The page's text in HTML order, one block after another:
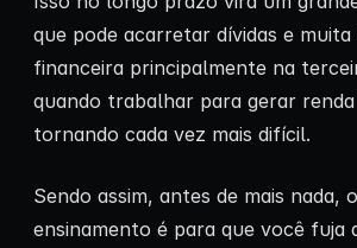
que pode acarretar dívidas e muita
financeira principalmente na
quando trabalhar para gerar renda
tornando cada vez mais difícil.
Sendo assim, antes de mais nada,
ensinamento é para que você fuja